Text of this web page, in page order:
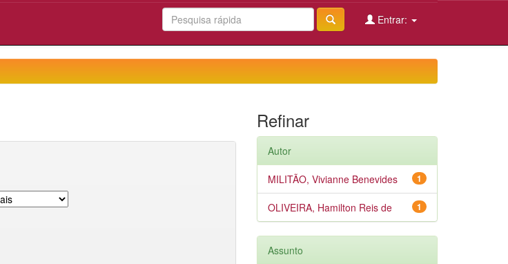
Entrar:
Refinar
Autor
1
MILITÃO, Vivianne Benevides
1
OLIVEIRA, Hamilton Reis de
Assunto